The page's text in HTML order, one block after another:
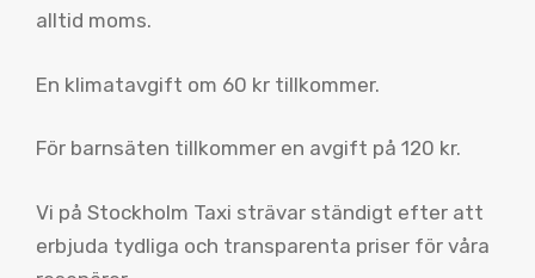
alltid moms.
En klimatavgift om 60 kr tillkommer.
För barnsäten tillkommer en avgift på 120 kr.
Vi på Stockholm Taxi strävar ständigt efter att
erbjuda tydliga och transparenta priser för våra